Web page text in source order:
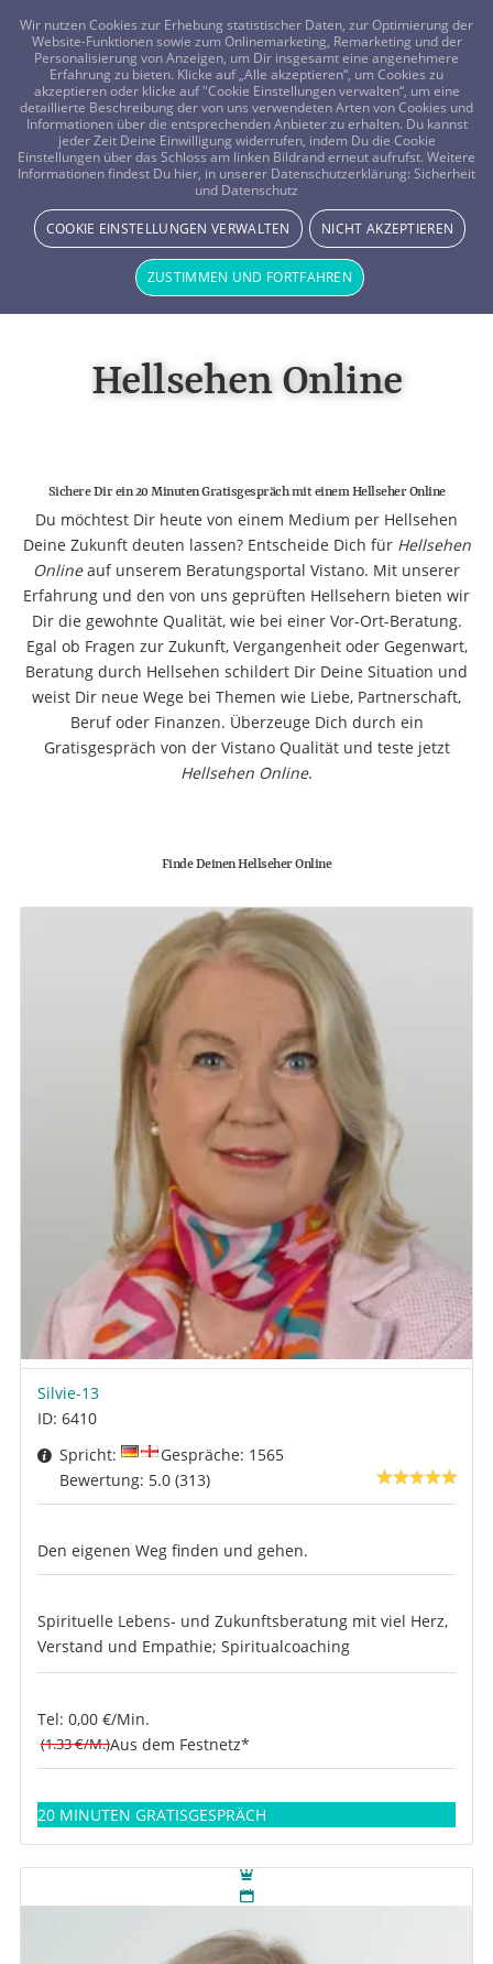
FRAGEN? KOSTENLOS ANRUFEN: 0800-8478266
Hellsehen Online
Sichere Dir ein 20 Minuten Gratisgespräch mit einem Hellseher Online
Du möchtest Dir heute von einem Medium per Hellsehen
Deine Zukunft deuten lassen? Entscheide Dich für Hellsehen
Onlineauf unserem Beratungsportal Vistano. Mit unserer
Erfahrung und den von uns geprüften Hellsehern bieten wir
Dir die gewohnte Qualität, wie bei einer Vor-Ort-Beratung.
Egal ob Fragen zur Zukunft, Vergangenheit oder Gegenwart,
Beratung durch Hellsehen schildert Dir Deine Situation und
weist Dir neue Wege bei Themen wie Liebe, Partnerschaft,
Beruf oder Finanzen. Überzeuge Dich durch ein
Gratisgespräch von der Vistano Qualität und teste jetzt
Hellsehen Online.
Finde Deinen Hellseher Online
Silvie-13
ID: 6410
Spricht:
Gespräche: 1565
Bewertung: 5.0 (313)
Den eigenen Weg finden und gehen.
Spirituelle Lebens- und Zukunftsberatung mit viel Herz,
Verstand und Empathie; Spiritualcoaching
Tel: 0,00 €/Min.
(1.33 €/M.)Aus dem Festnetz*
20 MINUTEN GRATISGESPRÄCH
Wir nutzen Cookies zur Erhebung statistischer Daten, zur Optimierung der
Website-Funktionen sowie zum Onlinemarketing, Remarketing und der
Personalisierung von Anzeigen, um Dir insgesamt eine angenehmere
Erfahrung zu bieten. Klicke auf „Alle akzeptieren“, um Cookies zu
akzeptieren oder klicke auf "Cookie Einstellungen verwalten“, um eine
detaillierte Beschreibung der von uns verwendeten Arten von Cookies und
Informationen über die entsprechenden Anbieter zu erhalten. Du kannst
jeder Zeit Deine Einwilligung widerrufen, indem Du die Cookie
Einstellungen über das Schloss am linken Bildrand erneut aufrufst. Weitere
Informationen findest Du hier, in unserer Datenschutzerklärung: Sicherheit
und Datenschutz
COOKIE EINSTELLUNGEN VERWALTEN NICHT AKZEPTIEREN
ZUSTIMMEN UND FORTFAHREN